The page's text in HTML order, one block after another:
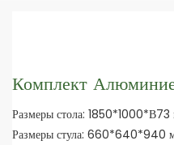
Комплект
Размеры стола:
Размеры стула: 660*640*940